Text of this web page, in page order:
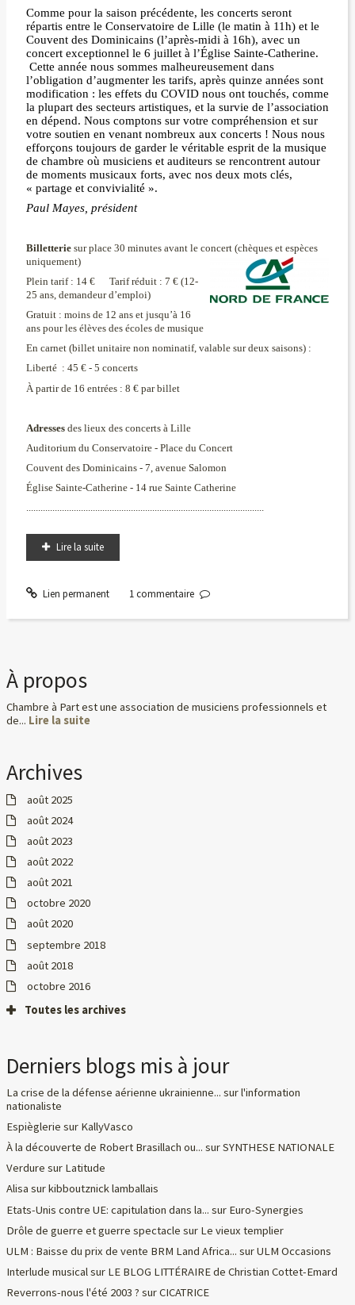
À propos
Chambre à Part est une association de musiciens professionnels et
de... Lire la suite
Archives
août 2025
août 2024
août 2023
août 2022
août 2021
octobre 2020
août 2020
septembre 2018
août 2018
octobre 2016
Toutes les archives
Derniers blogs mis à jour
La crise de la défense aérienne ukrainienne... surl'information
nationaliste
Espièglerie sur KallyVasco
À la découverte de Robert Brasillach ou... surSYNTHESE NATIONALE
Verdure sur Latitude
Alisa surkibboutznick lamballais
Etats-Unis contre UE: capitulation dans la... sur Euro-Synergies
Drôle de guerre et guerre spectacle sur Le vieux templier
ULM : Baisse du prix de vente BRM Land Africa... surULM Occasions
Interlude musicalsur LE BLOG LITTÉRAIRE de Christian Cottet-Emard
Reverrons-nous l'été 2003 ? surCICATRICE
Comme pour la saison précédente, les concerts seront
répartis entre le Conservatoire de Lille (le matin à 11h) et le
Couvent des Dominicains (l’après-midi à 16h), avec un
concert exceptionnel le 6 juillet à l’Église Sainte-Catherine.
Cette année nous sommes malheureusement dans
l’obligation d’augmenter les tarifs, après quinze années sont
modification : les effets du COVID nous ont touchés, comme
la plupart des secteurs artistiques, et la survie de l’association
en dépend. Nous comptons sur votre compréhension et sur
votre soutien en venant nombreux aux concerts ! Nous nous
efforçons toujours de garder le véritable esprit de la musique
de chambre où musiciens et auditeurs se rencontrent autour
de moments musicaux forts, avec nos deux mots clés,
« partage et convivialité ».
Paul Mayes, président
Billetteriesur place 30 minutes avant le concert (chèques et espèces
uniquement)
Plein tarif : 14 € Tarif réduit : 7 € (12-
25 ans, demandeur d’emploi)
Gratuit : moins de 12 ans et jusqu’à 16
ans pour les élèves des écoles de musique
En carnet (billet unitaire non nominatif, valable sur deux saisons) :
Liberté : 45 € - 5 concerts
À partir de 16 entrées : 8 € par billet
Adresses des lieux des concerts à Lille
Auditorium du Conservatoire - Place du Concert
Couvent des Dominicains - 7, avenue Salomon
Église Sainte-Catherine - 14 rue Sainte Catherine
....................................................................................................
Lire la suite
Lien permanent 1commentaire